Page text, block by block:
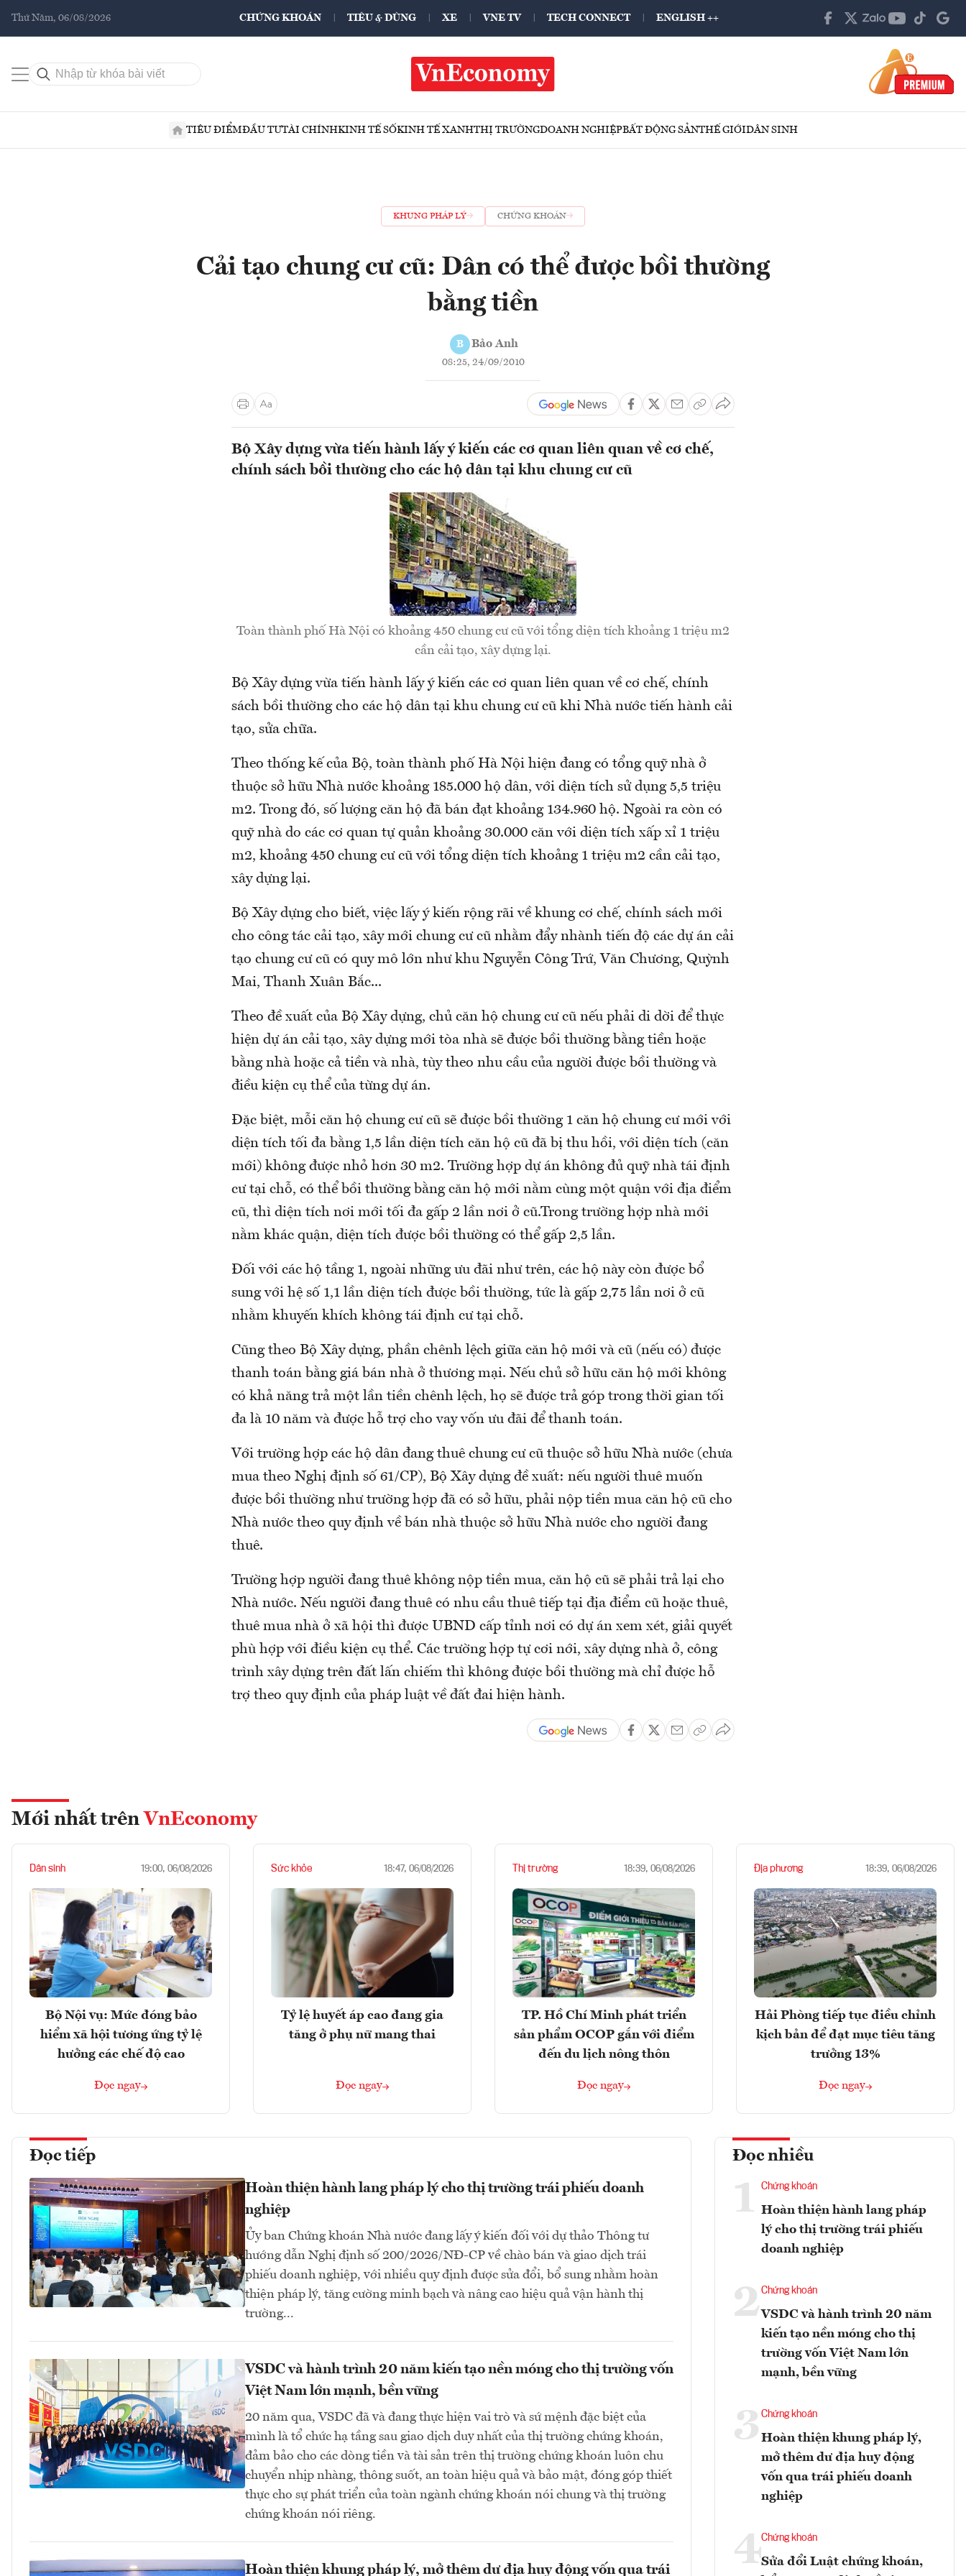
Thứ Năm, 06/08/2026 CHỨNG KHOÁN TIÊU & DÙNG XE VNE TV TECH CONNECT ENGLISH ++
TIÊU ĐIỂMĐẦU TƯTÀI CHÍNHKINH TẾ SỐKINH TẾ XANHTHỊ TRƯỜNGDOANH NGHIỆPBẤT ĐỘNG SẢNTHẾ GIỚIDÂN SINH
KHUNG PHÁP LÝ CHỨNG KHOÁN
Cải tạo chung cư cũ: Dân có thể được bồi thường
bằng tiền
B Bảo Anh
08:25, 24/09/2010
Bộ Xây dựng vừa tiến hành lấy ý kiến các cơ quan liên quan về cơ chế,
chính sách bồi thường cho các hộ dân tại khu chung cư cũ
Toàn thành phố Hà Nội có khoảng 450 chung cư cũ với tổng diện tích khoảng 1 triệu m2
cần cải tạo, xây dựng lại.
Bộ Xây dựng vừa tiến hành lấy ý kiến các cơ quan liên quan về cơ chế, chính
sách bồi thường cho các hộ dân tại khu chung cư cũ khi Nhà nước tiến hành cải
tạo, sửa chữa.
Theo thống kế của Bộ, toàn thành phố Hà Nội hiện đang có tổng quỹ nhà ở
thuộc sở hữu Nhà nước khoảng 185.000 hộ dân, với diện tích sử dụng 5,5 triệu
m2. Trong đó, số lượng căn hộ đã bán đạt khoảng 134.960 hộ. Ngoài ra còn có
quỹ nhà do các cơ quan tự quản khoảng 30.000 căn với diện tích xấp xỉ 1 triệu
m2, khoảng 450 chung cư cũ với tổng diện tích khoảng 1 triệu m2 cần cải tạo,
xây dựng lại.
Bộ Xây dựng cho biết, việc lấy ý kiến rộng rãi về khung cơ chế, chính sách mới
cho công tác cải tạo, xây mới chung cư cũ nhằm đẩy nhành tiến độ các dự án cải
tạo chung cư cũ có quy mô lớn như khu Nguyễn Công Trứ, Văn Chương, Quỳnh
Mai, Thanh Xuân Bắc...
Theo đề xuất của Bộ Xây dựng, chủ căn hộ chung cư cũ nếu phải di dời để thực
hiện dự án cải tạo, xây dựng mới tòa nhà sẽ được bồi thường bằng tiền hoặc
bằng nhà hoặc cả tiền và nhà, tùy theo nhu cầu của người được bồi thường và
điều kiện cụ thể của từng dự án.
Đặc biệt, mỗi căn hộ chung cư cũ sẽ được bồi thường 1 căn hộ chung cư mới với
diện tích tối đa bằng 1,5 lần diện tích căn hộ cũ đã bị thu hồi, với diện tích (căn
mới) không được nhỏ hơn 30 m2. Trường hợp dự án không đủ quỹ nhà tái định
cư tại chỗ, có thể bồi thường bằng căn hộ mới nằm cùng một quận với địa điểm
cũ, thì diện tích nơi mới tối đa gấp 2 lần nơi ở cũ.Trong trường hợp nhà mới
nằm khác quận, diện tích được bồi thường có thể gấp 2,5 lần.
Đối với các hộ tầng 1, ngoài những ưu đãi như trên, các hộ này còn được bổ
sung với hệ số 1,1 lần diện tích được bồi thường, tức là gấp 2,75 lần nơi ở cũ
nhằm khuyến khích không tái định cư tại chỗ.
Cũng theo Bộ Xây dựng, phần chênh lệch giữa căn hộ mới và cũ (nếu có) được
thanh toán bằng giá bán nhà ở thương mại. Nếu chủ sở hữu căn hộ mới không
có khả năng trả một lần tiền chênh lệch, họ sẽ được trả góp trong thời gian tối
đa là 10 năm và được hỗ trợ cho vay vốn ưu đãi để thanh toán.
Với trường hợp các hộ dân đang thuê chung cư cũ thuộc sở hữu Nhà nước (chưa
mua theo Nghị định số 61/CP), Bộ Xây dựng đề xuất: nếu người thuê muốn
được bồi thường như trường hợp đã có sở hữu, phải nộp tiền mua căn hộ cũ cho
Nhà nước theo quy định về bán nhà thuộc sở hữu Nhà nước cho người đang
thuê.
Trường hợp người đang thuê không nộp tiền mua, căn hộ cũ sẽ phải trả lại cho
Nhà nước. Nếu người đang thuê có nhu cầu thuê tiếp tại địa điểm cũ hoặc thuê,
thuê mua nhà ở xã hội thì được UBND cấp tỉnh nơi có dự án xem xét, giải quyết
phù hợp với điều kiện cụ thể. Các trường hợp tự cơi nới, xây dựng nhà ở, công
trình xây dựng trên đất lấn chiếm thì không được bồi thường mà chỉ được hỗ
trợ theo quy định của pháp luật về đất đai hiện hành.
Mới nhất trên VnEconomy
Dân sinh 19:00, 06/08/2026
Bộ Nội vụ: Mức đóng bảo
hiểm xã hội tương ứng tỷ lệ
hưởng các chế độ cao
Đọc ngay
Sức khỏe 18:47, 06/08/2026
Tỷ lệ huyết áp cao đang gia
tăng ở phụ nữ mang thai
Đọc ngay
Thị trường 18:39, 06/08/2026
TP. Hồ Chí Minh phát triển
sản phẩm OCOP gắn với điểm
đến du lịch nông thôn
Đọc ngay
Địa phương 18:39, 06/08/2026
Hải Phòng tiếp tục điều chỉnh
kịch bản để đạt mục tiêu tăng
trưởng 13%
Đọc ngay
Đọc tiếp
Hoàn thiện hành lang pháp lý cho thị trường trái phiếu doanh
nghiệp
Ủy ban Chứng khoán Nhà nước đang lấy ý kiến đối với dự thảo Thông tư
hướng dẫn Nghị định số 200/2026/NĐ-CP về chào bán và giao dịch trái
phiếu doanh nghiệp, với nhiều quy định được sửa đổi, bổ sung nhằm hoàn
thiện pháp lý, tăng cường minh bạch và nâng cao hiệu quả vận hành thị
trường...
VSDC và hành trình 20 năm kiến tạo nền móng cho thị trường vốn
Việt Nam lớn mạnh, bền vững
20 năm qua, VSDC đã và đang thực hiện vai trò và sứ mệnh đặc biệt của
mình là tổ chức hạ tầng sau giao dịch duy nhất của thị trường chứng khoán,
đảm bảo cho các dòng tiền và tài sản trên thị trường chứng khoán luôn chu
chuyển nhịp nhàng, thông suốt, an toàn hiệu quả và bảo mật, đóng góp thiết
thực cho sự phát triển của toàn ngành chứng khoán nói chung và thị trường
chứng khoán nói riêng.
Hoàn thiện khung pháp lý, mở thêm dư địa huy động vốn qua trái
Đọc nhiều
1 Chứng khoán
Hoàn thiện hành lang pháp
lý cho thị trường trái phiếu
doanh nghiệp
2Chứng khoán
VSDC và hành trình 20 năm
kiến tạo nền móng cho thị
trường vốn Việt Nam lớn
mạnh, bền vững
3 Chứng khoán
Hoàn thiện khung pháp lý,
mở thêm dư địa huy động
vốn qua trái phiếu doanh
nghiệp
4Chứng khoán
Sửa đổi Luật chứng khoán,